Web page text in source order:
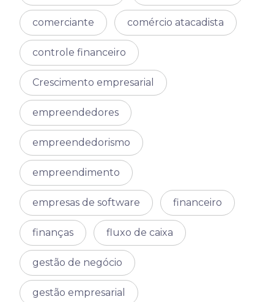
comerciante comércio atacadista
controle financeiro
Crescimento empresarial
empreendedores
empreendedorismo
empreendimento
empresas de software financeiro
finanças fluxo de caixa
gestão de negócio
gestão empresarial